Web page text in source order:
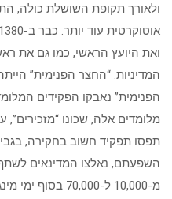
ולאורך תקופת השושלת כולה,
ואת היועץ הראשי, כמו גם את
המדיניות. “החצר הפנימית”
הפנימית” נאבקו הפקידים
מלומדים אלה, שכונו
תפסו תפקיד חשוב בחקירה,
השפעתם, נאלצו המדינאים
מ-10,000 ל-